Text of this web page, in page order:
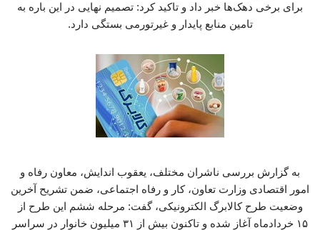
برای برخی دهک‌ها خبر داد و تاکید کرد: تصمیم نهایی در این باره به
تامین منابع پایدار و غیرتورمی بستگی دارد.
به گزارش بررسی ناشران مختلف، یعقوب اندایش، معاون رفاه و
امور اقتصادی وزارت تعاون، کار و رفاه اجتماعی، ضمن تشریح آخرین
وضعیت طرح کالابرگ الکترونیکی، گفت: مرحله ششم این طرح از
۱۵ خردادماه آغاز شده و تاکنون بیش از ۳۱ میلیون خانوار در سراسر